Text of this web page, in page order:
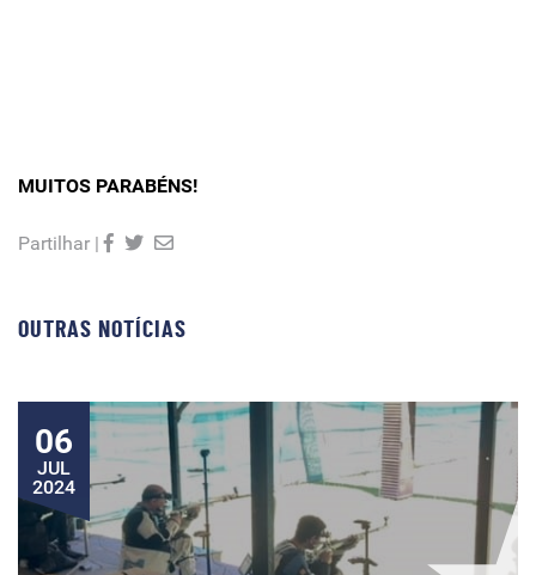
MUITOS PARABÉNS!
Partilhar |
OUTRAS NOTÍCIAS
06
JUL
2024